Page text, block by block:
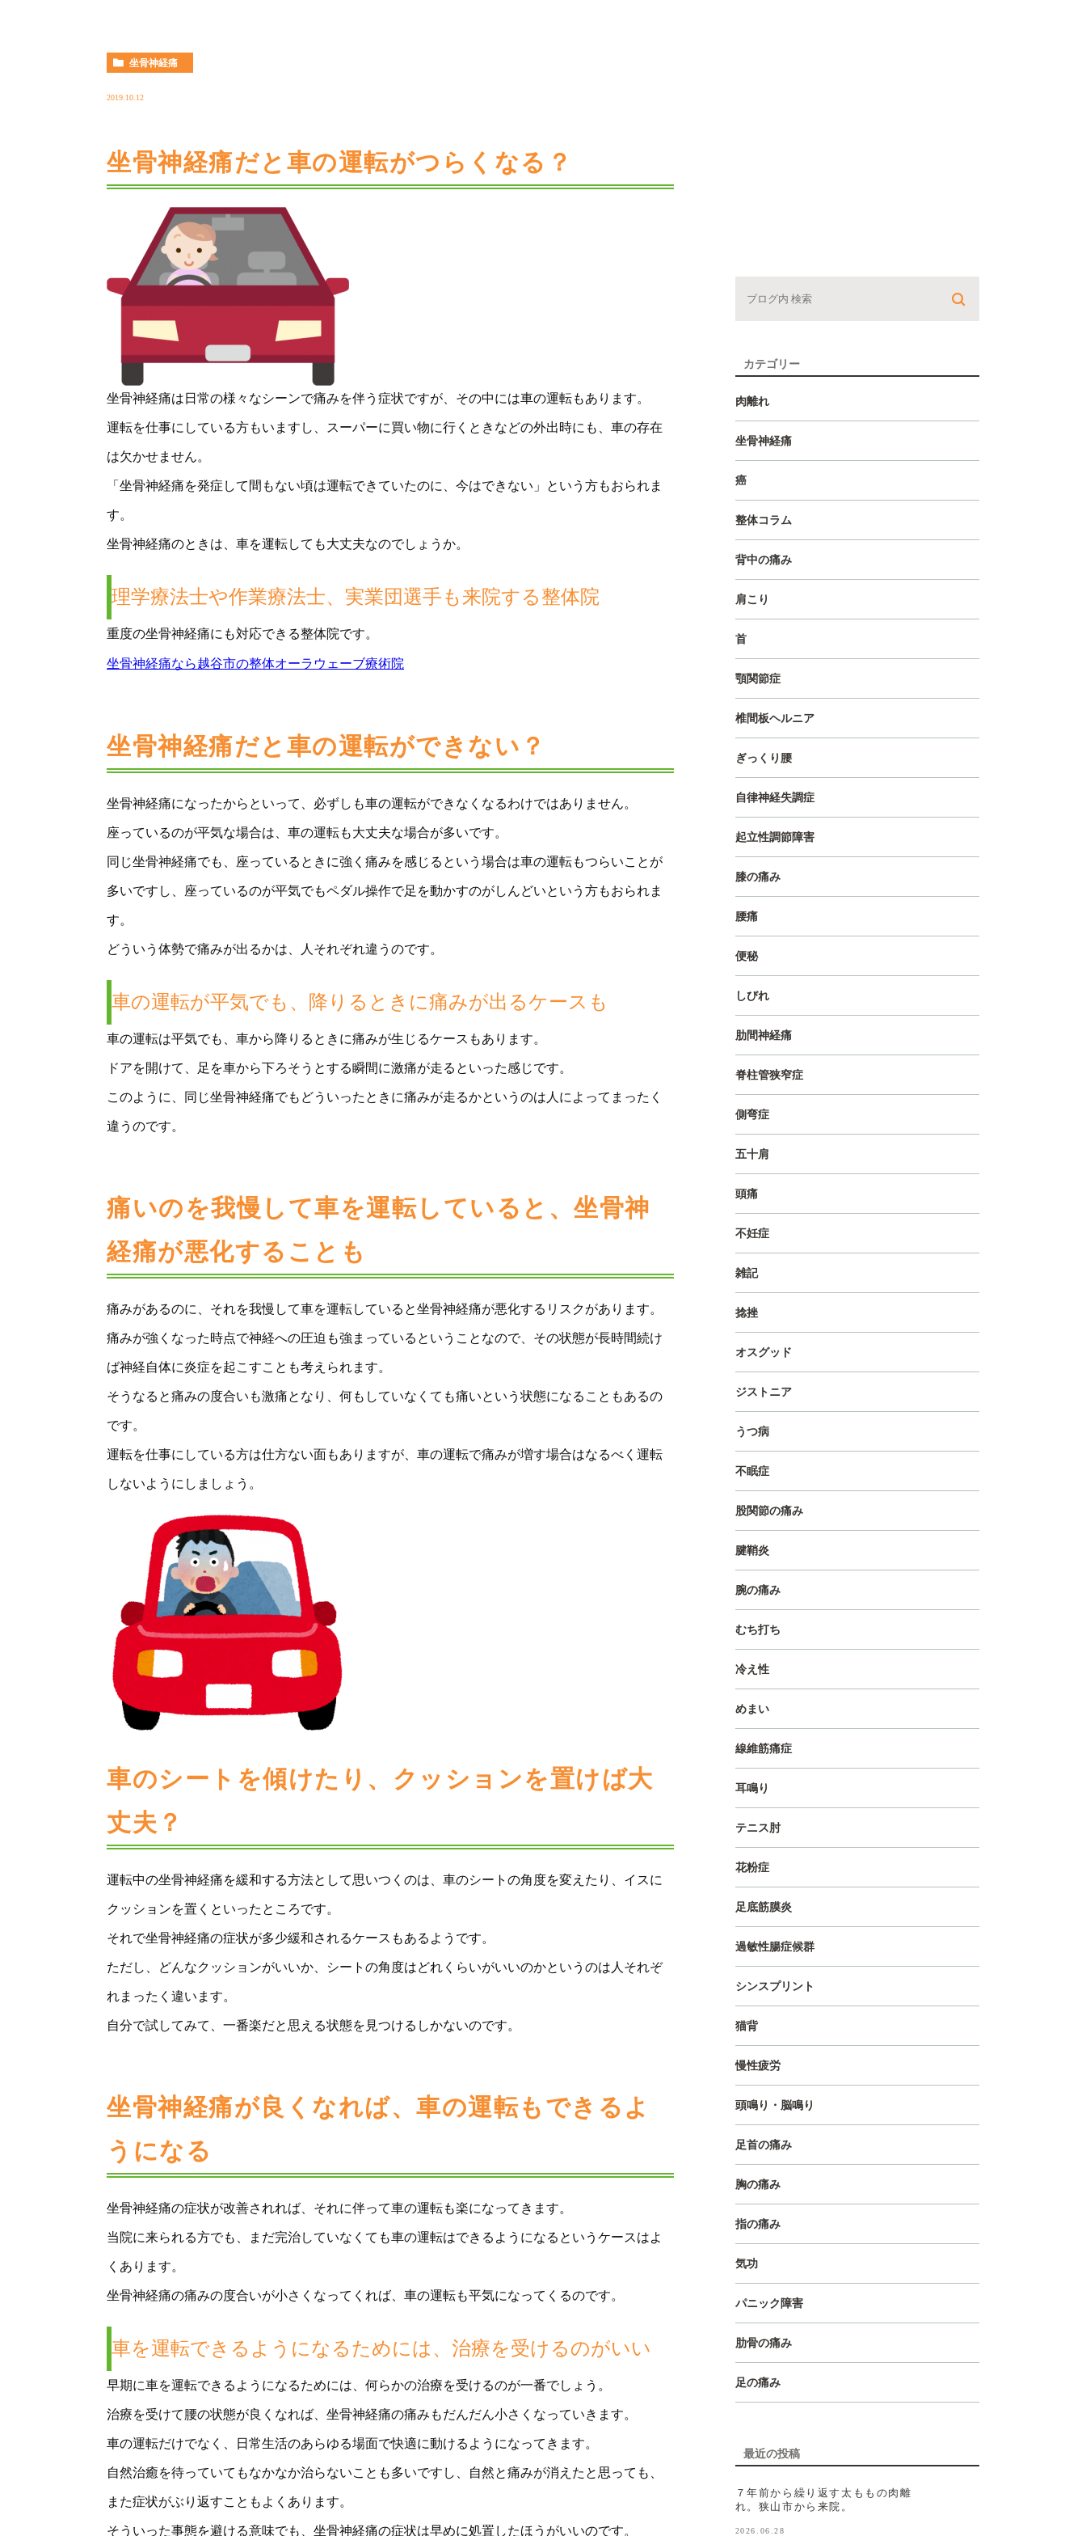
坐骨神経痛
2019.10.12
坐骨神経痛だと車の運転がつらくなる？
坐骨神経痛は日常の様々なシーンで痛みを伴う症状ですが、その中には車の運転もあります。
運転を仕事にしている方もいますし、スーパーに買い物に行くときなどの外出時にも、車の存在
は欠かせません。
「坐骨神経痛を発症して間もない頃は運転できていたのに、今はできない」という方もおられま
す。
坐骨神経痛のときは、車を運転しても大丈夫なのでしょうか。
理学療法士や作業療法士、実業団選手も来院する整体院
重度の坐骨神経痛にも対応できる整体院です。
坐骨神経痛なら越谷市の整体オーラウェーブ療術院
坐骨神経痛だと車の運転ができない？
坐骨神経痛になったからといって、必ずしも車の運転ができなくなるわけではありません。
座っているのが平気な場合は、車の運転も大丈夫な場合が多いです。
同じ坐骨神経痛でも、座っているときに強く痛みを感じるという場合は車の運転もつらいことが
多いですし、座っているのが平気でもペダル操作で足を動かすのがしんどいという方もおられま
す。
どういう体勢で痛みが出るかは、人それぞれ違うのです。
車の運転が平気でも、降りるときに痛みが出るケースも
車の運転は平気でも、車から降りるときに痛みが生じるケースもあります。
ドアを開けて、足を車から下ろそうとする瞬間に激痛が走るといった感じです。
このように、同じ坐骨神経痛でもどういったときに痛みが走るかというのは人によってまったく
違うのです。
痛いのを我慢して車を運転していると、坐骨神
経痛が悪化することも
痛みがあるのに、それを我慢して車を運転していると坐骨神経痛が悪化するリスクがあります。
痛みが強くなった時点で神経への圧迫も強まっているということなので、その状態が長時間続け
ば神経自体に炎症を起こすことも考えられます。
そうなると痛みの度合いも激痛となり、何もしていなくても痛いという状態になることもあるの
です。
運転を仕事にしている方は仕方ない面もありますが、車の運転で痛みが増す場合はなるべく運転
しないようにしましょう。
車のシートを傾けたり、クッションを置けば大
丈夫？
運転中の坐骨神経痛を緩和する方法として思いつくのは、車のシートの角度を変えたり、イスに
クッションを置くといったところです。
それで坐骨神経痛の症状が多少緩和されるケースもあるようです。
ただし、どんなクッションがいいか、シートの角度はどれくらいがいいのかというのは人それぞ
れまったく違います。
自分で試してみて、一番楽だと思える状態を見つけるしかないのです。
坐骨神経痛が良くなれば、車の運転もできるよ
うになる
坐骨神経痛の症状が改善されれば、それに伴って車の運転も楽になってきます。
当院に来られる方でも、まだ完治していなくても車の運転はできるようになるというケースはよ
くあります。
坐骨神経痛の痛みの度合いが小さくなってくれば、車の運転も平気になってくるのです。
車を運転できるようになるためには、治療を受けるのがいい
早期に車を運転できるようになるためには、何らかの治療を受けるのが一番でしょう。
治療を受けて腰の状態が良くなれば、坐骨神経痛の痛みもだんだん小さくなっていきます。
車の運転だけでなく、日常生活のあらゆる場面で快適に動けるようになってきます。
自然治癒を待っていてもなかなか治らないことも多いですし、自然と痛みが消えたと思っても、
また症状がぶり返すこともよくあります。
そういった事態を避ける意味でも、坐骨神経痛の症状は早めに処置したほうがいいのです。
カテゴリー
肉離れ
坐骨神経痛
癌
整体コラム
背中の痛み
肩こり
首
顎関節症
椎間板ヘルニア
ぎっくり腰
自律神経失調症
起立性調節障害
膝の痛み
腰痛
便秘
しびれ
肋間神経痛
脊柱管狭窄症
側弯症
五十肩
頭痛
不妊症
雑記
捻挫
オスグッド
ジストニア
うつ病
不眠症
股関節の痛み
腱鞘炎
腕の痛み
むち打ち
冷え性
めまい
線維筋痛症
耳鳴り
テニス肘
花粉症
足底筋膜炎
過敏性腸症候群
シンスプリント
猫背
慢性疲労
頭鳴り・脳鳴り
足首の痛み
胸の痛み
指の痛み
気功
パニック障害
肋骨の痛み
足の痛み
最近の投稿
７年前から繰り返す太ももの肉離
れ。狭山市から来院。
2026.06.28